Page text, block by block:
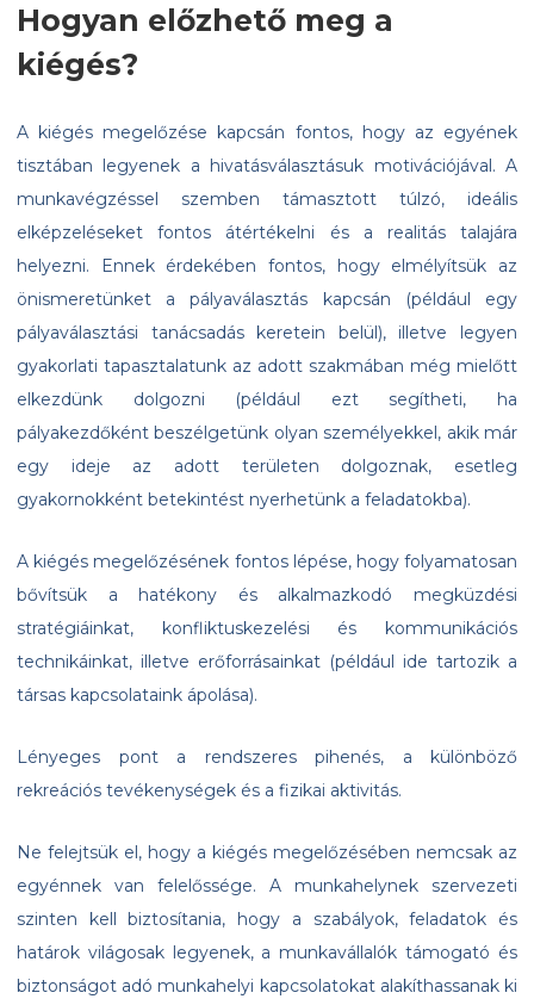
Hogyan előzhető meg a
kiégés?
A kiégés megelőzése kapcsán fontos, hogy az egyének
tisztában legyenek a hivatásválasztásuk motivációjával. A
munkavégzéssel szemben támasztott túlzó, ideális
elképzeléseket fontos átértékelni és a realitás talajára
helyezni. Ennek érdekében fontos, hogy elmélyítsük az
önismeretünket a pályaválasztás kapcsán (például egy
pályaválasztási tanácsadás keretein belül), illetve legyen
gyakorlati tapasztalatunk az adott szakmában még mielőtt
elkezdünk dolgozni (például ezt segítheti, ha
pályakezdőként beszélgetünk olyan személyekkel, akik már
egy ideje az adott területen dolgoznak, esetleg
gyakornokként betekintést nyerhetünk a feladatokba).
A kiégés megelőzésének fontos lépése, hogy folyamatosan
bővítsük a hatékony és alkalmazkodó megküzdési
stratégiáinkat, konfliktuskezelési és kommunikációs
technikáinkat, illetve erőforrásainkat (például ide tartozik a
társas kapcsolataink ápolása).
Lényeges pont a rendszeres pihenés, a különböző
rekreációs tevékenységek és a fizikai aktivitás.
Ne felejtsük el, hogy a kiégés megelőzésében nemcsak az
egyénnek van felelőssége. A munkahelynek szervezeti
szinten kell biztosítania, hogy a szabályok, feladatok és
határok világosak legyenek, a munkavállalók támogató és
biztonságot adó munkahelyi kapcsolatokat alakíthassanak ki